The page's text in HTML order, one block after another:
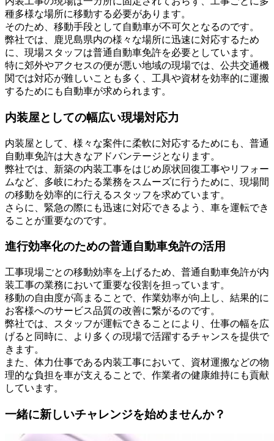
種多様な場所に移動する必要があります。
そのため、移動手段として自動車が不可欠となるのです。
弊社では、鹿児島県内の様々な場所に迅速に対応するため
に、現場スタッフは普通自動車免許を必要としています。
特に郊外やアクセスの便が悪い地域の現場では、公共交通機
関では対応が難しいことも多く、工具や資材を効率的に運搬
するためにも自動車が求められます。
内装屋としての幅広い現場対応力
内装屋として、様々な案件に柔軟に対応するためにも、普通
自動車免許は大きなアドバンテージとなります。
弊社では、新築の内装工事をはじめ原状回復工事やリフォー
ムなど、多岐にわたる業務をスムーズに行うために、現場間
の移動を効率的に行えるスタッフを求めています。
さらに、緊急の際にも迅速に対応できるよう、車を運転でき
ることが重要なのです。
進行効率化のための普通自動車免許の活用
工事現場ごとの移動効率を上げるため、普通自動車免許が内
装工事の業務において重要な役割を担っています。
移動の自由度が高まることで、作業効率が向上し、結果的に
お客様へのサービス品質の改善に繋がるのです。
弊社では、スタッフが運転できることにより、仕事の幅を広
げると同時に、より多くの現場で活躍するチャンスを提供で
きます。
また、体力仕事である内装工事において、資材運搬などの物
理的な負担を車が支えることで、作業者の健康維持にも貢献
しています。
一緒に新しいチャレンジを始めませんか？